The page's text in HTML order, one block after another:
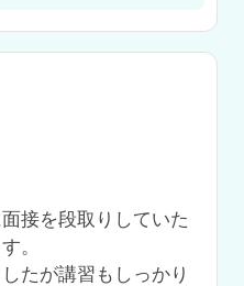
接を段取りしていた
。
たが講習もしっかり